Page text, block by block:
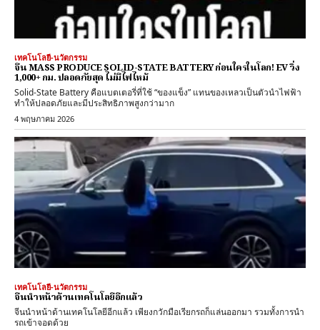
เทคโนโลยี-นวัตกรรม
จีน MASS PRODUCE SOLID-STATE BATTERY ก่อนใครในโลก! EV วิ่ง
1,000+ กม. ปลอดภัยสุด ไม่มีไฟไหม้
Solid-State Battery คือแบตเตอรี่ที่ใช้ “ของแข็ง” แทนของเหลวเป็นตัวนำไฟฟ้า
ทำให้ปลอดภัยและมีประสิทธิภาพสูงกว่ามาก
4 พฤษภาคม 2026
เทคโนโลยี-นวัตกรรม
จีนนำหน้าด้านเทคโนโลยีอีกแล้ว
จีนนำหน้าด้านเทคโนโลยีอีกแล้ว เพียงกวักมือเรียกรถก็แล่นออกมา รวมทั้งการนำ
รถเข้าจอดด้วย